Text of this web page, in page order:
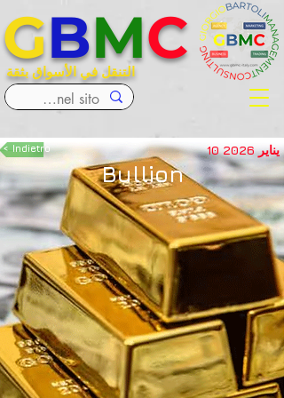
التنقل في الأسواق بثقة
GBMC
< Indietro 10 يناير 2026
Bullion